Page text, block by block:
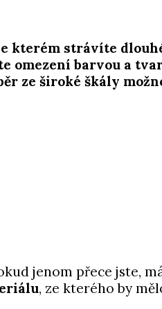
strávíte
omezení barvou a
ze široké škály
jenom přece jste,
, ze kterého by